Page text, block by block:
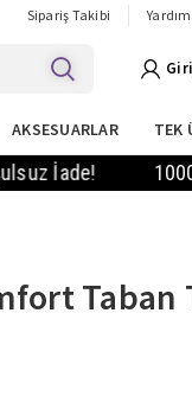
Sipariş Takibi
AKSESUARLAR TEK
1000TL Ve
Taban